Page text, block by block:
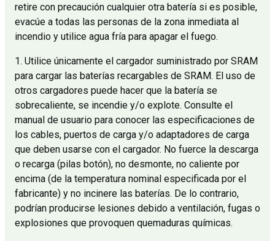
retire con precaución cualquier otra batería si es posible,
evacúe a todas las personas de la zona inmediata al
incendio y utilice agua fría para apagar el fuego.
1. Utilice únicamente el cargador suministrado por SRAM
para cargar las baterías recargables de SRAM. El uso de
otros cargadores puede hacer que la batería se
sobrecaliente, se incendie y/o explote. Consulte el
manual de usuario para conocer las especificaciones de
los cables, puertos de carga y/o adaptadores de carga
que deben usarse con el cargador. No fuerce la descarga
o recarga (pilas botón), no desmonte, no caliente por
encima (de la temperatura nominal especificada por el
fabricante) y no incinere las baterías. De lo contrario,
podrían producirse lesiones debido a ventilación, fugas o
explosiones que provoquen quemaduras químicas.